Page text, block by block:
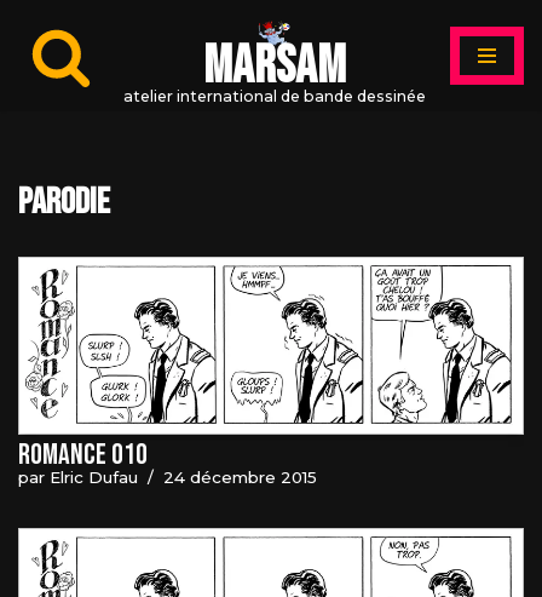
Aller
MARSAM
atelier international de bande dessinée
parodie
Romance 010
par Elric Dufau 24 décembre 2015